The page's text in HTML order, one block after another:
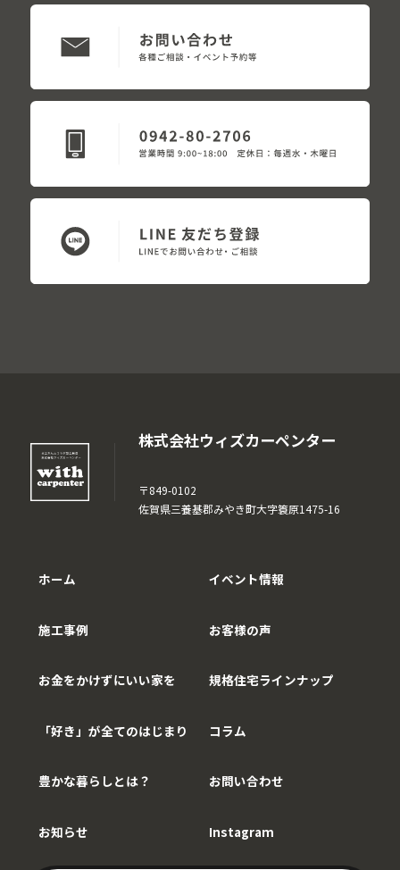
株式会社ウィズカーペンター
〒849-0102
佐賀県三養基郡みやき町大字簑原1475-16
ホーム
施工事例
お金をかけずにいい家を
「好き」が全てのはじまり
豊かな暮らしとは？
お知らせ
イベント情報
お客様の声
規格住宅ラインナップ
コラム
お問い合わせ
Instagram